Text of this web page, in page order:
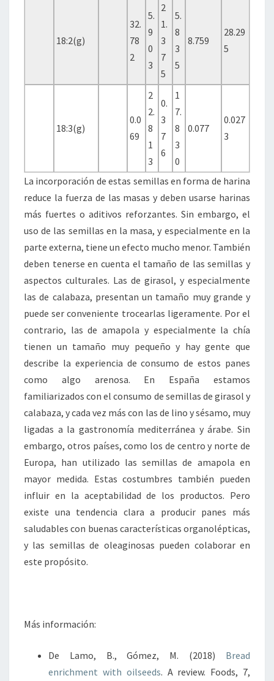
18:2(g)
32.
78
2
5.
9
0
3
2
1.
3
7
5
5.
8
3
5
8.759
28.29
5
18:3(g)
0.0
69
2
2.
8
1
3
0.
3
7
6
1
7.
8
3
0
0.077
0.027
3
La incorporación de estas semillas en forma de harina
reduce la fuerza de las masas y deben usarse harinas
más fuertes o aditivos reforzantes. Sin embargo, el
uso de las semillas en la masa, y especialmente en la
parte externa, tiene un efecto mucho menor. También
deben tenerse en cuenta el tamaño de las semillas y
aspectos culturales. Las de girasol, y especialmente
las de calabaza, presentan un tamaño muy grande y
puede ser conveniente trocearlas ligeramente. Por el
contrario, las de amapola y especialmente la chía
tienen un tamaño muy pequeño y hay gente que
describe la experiencia de consumo de estos panes
como algo arenosa. En España estamos
familiarizados con el consumo de semillas de girasol y
calabaza, y cada vez más con las de lino y sésamo, muy
ligadas a la gastronomía mediterránea y árabe. Sin
embargo, otros países, como los de centro y norte de
Europa, han utilizado las semillas de amapola en
mayor medida. Estas costumbres también pueden
influir en la aceptabilidad de los productos. Pero
existe una tendencia clara a producir panes más
saludables con buenas características organolépticas,
y las semillas de oleaginosas pueden colaborar en
este propósito.
Más información:
De Lamo, B., Gómez, M. (2018) Bread
enrichment with oilseeds. A review. Foods, 7,